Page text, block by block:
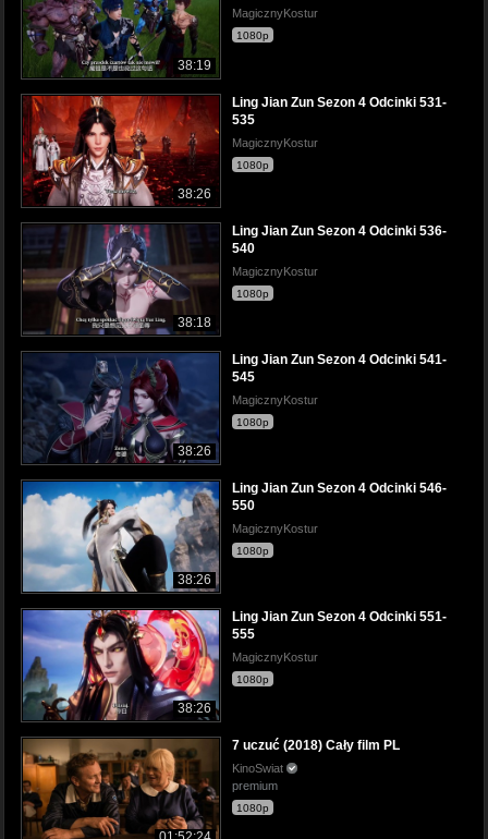
38:19
MagicznyKostur
1080p
38:26
Ling Jian Zun Sezon 4 Odcinki 531-
535
MagicznyKostur
1080p
38:18
Ling Jian Zun Sezon 4 Odcinki 536-
540
MagicznyKostur
1080p
38:26
Ling Jian Zun Sezon 4 Odcinki 541-
545
MagicznyKostur
1080p
38:26
Ling Jian Zun Sezon 4 Odcinki 546-
550
MagicznyKostur
1080p
38:26
Ling Jian Zun Sezon 4 Odcinki 551-
555
MagicznyKostur
1080p
7 uczuć (2018) Cały film PL
KinoSwiat
premium
1080p